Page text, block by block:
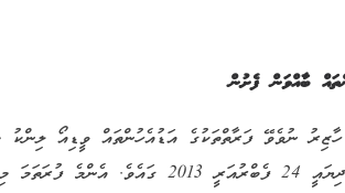
ބާއްވަން ފެށުން
ނުވެވޭ ފަރާތްތަކުގެ އަޑުއެހުންތައް ވީޑިއޯ ލިންކު
ކުރިއަށް ގެންދިޔުން ފެށިގެން ދިޔައީ 24 ފެބްރުއަރީ 2013 ގައެވެ.